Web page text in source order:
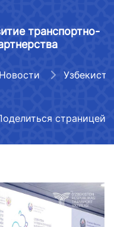
транспортно-
Новости
страницей